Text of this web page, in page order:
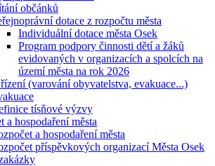
občánků
dotace z rozpočtu města
Individuální dotace města Osek
Program podpory činnosti dětí a žáků
evidovaných v organizacích a spolcích na
území města na rok 2026
(varování obyvatelstva, evakuace...)
tísňové výzvy
a hospodaření města
a hospodaření města
příspěvkových organizací Města Osek